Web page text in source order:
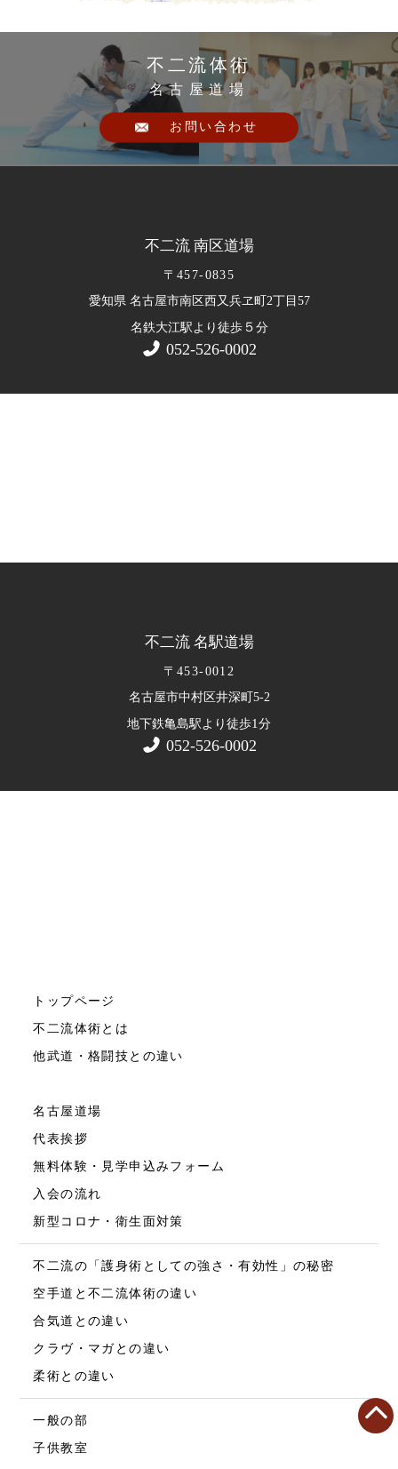
不二流体術
名古屋道場
お問い合わせ
不二流 南区道場
〒457-0835
愛知県 名古屋市南区西又兵ヱ町2丁目57
名鉄大江駅より徒歩５ 分
052-526-0002
不二流 名駅道場
〒453-0012
名古屋市中村区井深町5-2
地下鉄亀島駅より徒歩1 分
052-526-0002
トップページ
不二流体術とは
他武道・格闘技との違い
名古屋道場
代表挨拶
無料体験・見学申込みフォーム
入会の流れ
新型コロナ・衛生面対策
不二流の「護身術としての強さ・有効性」の秘密
空手道と不二流体術の違い
合気道との違い
クラヴ・マガとの違い
柔術との違い
一般の部
子供教室